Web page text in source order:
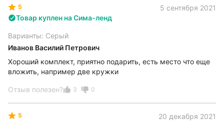
5
5 сентября 2021
Товар куплен на Сима-ленд
Варианты: Серый
Иванов Василий Петрович
Хороший комплект, приятно подарить, есть место что еще
вложить, например две кружки
Отзыв полезен? 3 0
5
20 декабря 2021